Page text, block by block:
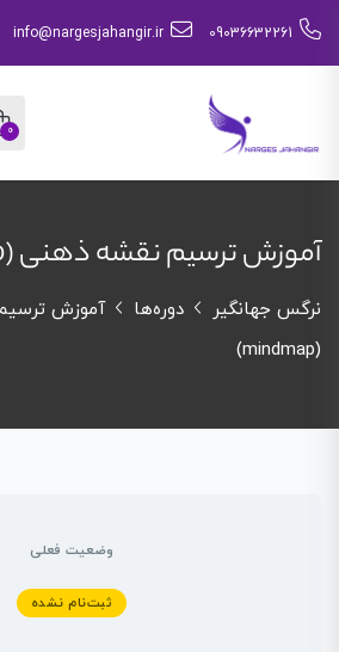
09036632261
info@nargesjahangir.ir
0
آموزش ترسیم نقشه ذهنی (mindmap)
نرگس جهانگیر دوره‌ها
آموزش
(mindmap)
وضعیت فعلی
ثبت‌نام نشده